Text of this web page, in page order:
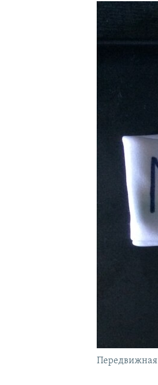
ПОДПИШИТЕСЬ НА РАССЫЛКУ
Передвижная